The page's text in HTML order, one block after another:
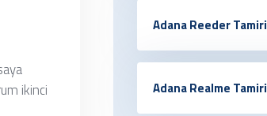
ikinci
Adana Reeder Tamiri
Adana Realme Tamiri